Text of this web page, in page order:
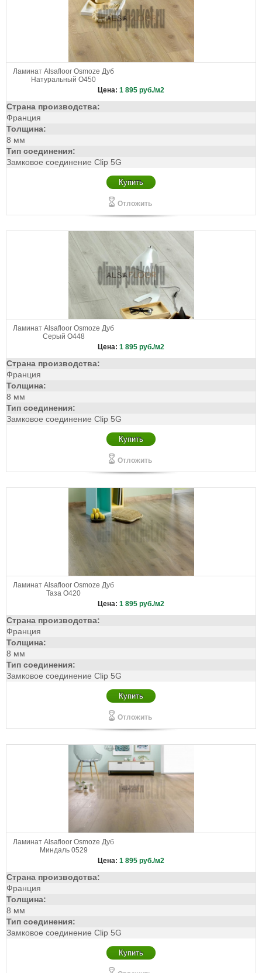
Ламинат Alsafloor Osmoze Дуб
Натуральный O450
Цена: 1 895 руб./м2
Страна производства:
Франция
Толщина:
8 мм
Тип соединения:
Замковое соединение Clip 5G
Купить
Отложить
Ламинат Alsafloor Osmoze Дуб
Серый O448
Цена: 1 895 руб./м2
Страна производства:
Франция
Толщина:
8 мм
Тип соединения:
Замковое соединение Clip 5G
Купить
Отложить
Ламинат Alsafloor Osmoze Дуб
Таза O420
Цена: 1 895 руб./м2
Страна производства:
Франция
Толщина:
8 мм
Тип соединения:
Замковое соединение Clip 5G
Купить
Отложить
Ламинат Alsafloor Osmoze Дуб
Миндаль 0529
Цена: 1 895 руб./м2
Страна производства:
Франция
Толщина:
8 мм
Тип соединения:
Замковое соединение Clip 5G
Купить